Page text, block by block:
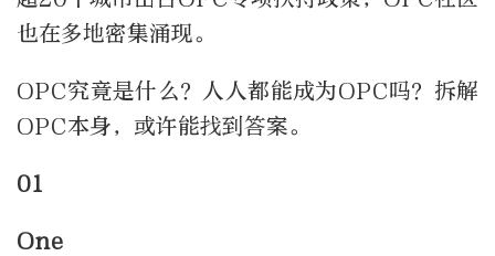
也在多地密集涌现。
OPC究竟是什么？人人都能成为OPC吗？拆解
OPC本身，或许能找到答案。
01
One